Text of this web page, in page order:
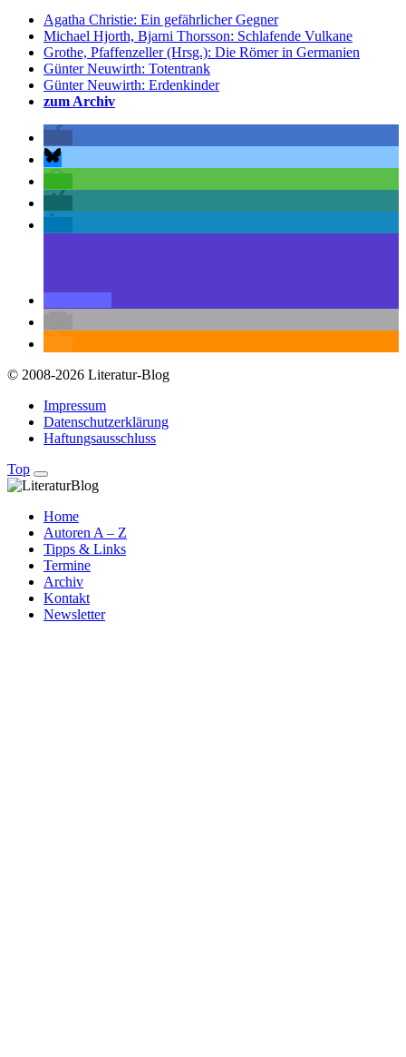
Agatha Christie: Ein gefährlicher Gegner
Michael Hjorth, Bjarni Thorsson: Schlafende Vulkane
Grothe, Pfaffenzeller (Hrsg.): Die Römer in Germanien
Günter Neuwirth: Totentrank
Günter Neuwirth: Erdenkinder
zum Archiv
© 2008-2026 Literatur-Blog
Impressum
Datenschutzerklärung
Haftungsausschluss
Top
Home
Autoren A – Z
Tipps & Links
Termine
Archiv
Kontakt
Newsletter